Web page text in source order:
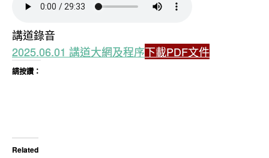
講道錄音
2025.06.01 講道大網及程序下載PDF文件
請按讚：
Related